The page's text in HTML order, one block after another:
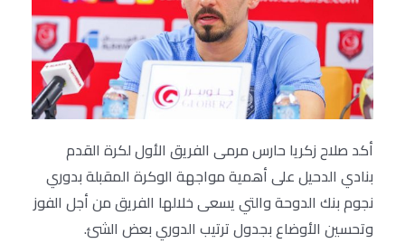
أكد صلاح زكريا حارس مرمى الفريق الأول لكرة القدم
بنادي الدحيل على أهمية مواجهة الوكرة المقبلة بدوري
نجوم بنك الدوحة والتي يسعى خلالها الفريق من أجل الفوز
وتحسين الأوضاع بجدول ترتيب الدوري بعض الشئ.